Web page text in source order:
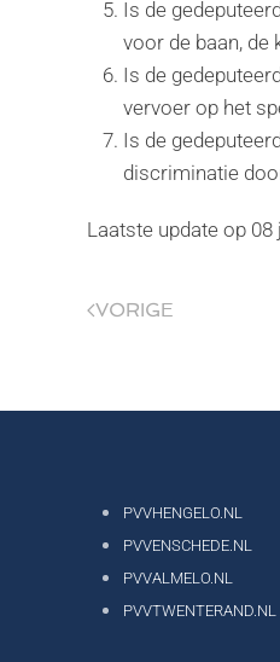
Is de
voor de baan, de
Is de
vervoer op het
Is de
discriminatie
Laatste update op 08
VORIGE
PVVHENGELO.NL
PVVENSCHEDE.NL
PVVALMELO.NL
PVVTWENTERAND.NL